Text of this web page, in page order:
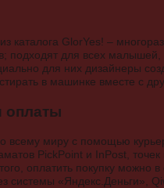
каталога GlorYes! –
подходят для всех
для них дизайнеры
в машинке вместе с
оплаты
всему миру с помощью
PickPoint и InPost,
оплатить покупку можно
системы «Яндекс.Деньги»,